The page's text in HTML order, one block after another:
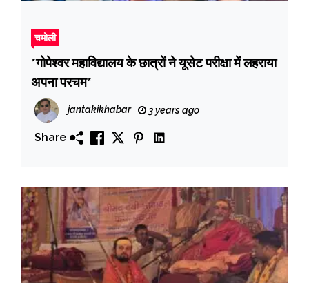
चमोली
*गोपेश्वर महाविद्यालय के छात्रों ने यूसेट परीक्षा में लहराया
अपना परचम*
jantakikhabar 3 years ago
Share